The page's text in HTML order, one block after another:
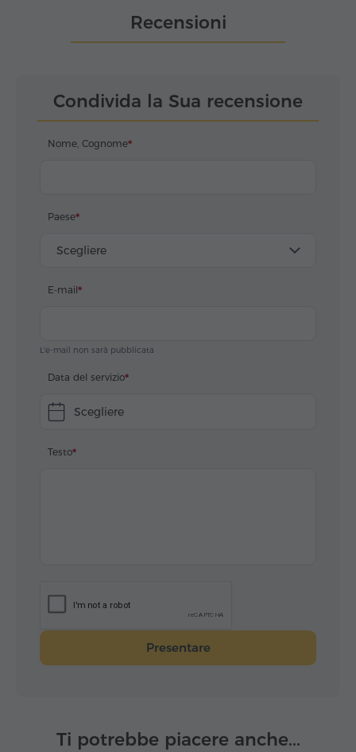
Recensioni
Condivida la Sua recensione
Nome, Cognome
Paese
Scegliere
E-mail
L'e-mail non sarà pubblicata
Data del servizio
Scegliere
Testo
Presentare
Ti potrebbe piacere anche...